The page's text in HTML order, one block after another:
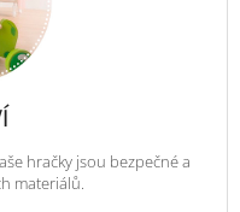
hračky jsou bezpečné a
materiálů.